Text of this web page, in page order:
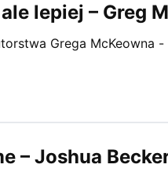
lepiej – Greg
Grega
– Joshua